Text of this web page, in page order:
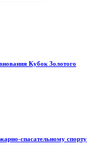
Кубок Золотого
спасательному спорту